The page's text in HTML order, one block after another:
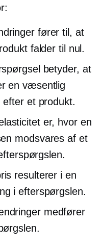
fører til, at
falder til nul.
betyder, at
en væsentlig
et produkt.
er, hvor en
modsvares af et
resulterer i en
i efterspørgslen.
medfører